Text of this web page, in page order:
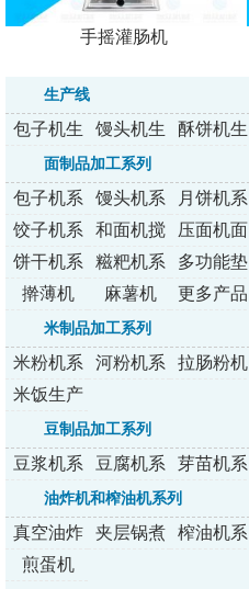
手摇灌肠机
生产线
包子机生
产线
馒头机生
产线
酥饼机生
面制品加工系列
包子机系
列
馒头机系
列
月饼机系
列
饺子机系
列
和面机搅
拌机
压面机面
条机
饼干机系
列
糍粑机系
列
多功能垫
纸机
擀薄机 麻薯机 更多产品
米制品加工系列
米粉机系
列
河粉机系
拉肠粉机
米饭生产
线
豆制品加工系列
豆浆机系
列
豆腐机系
列
芽苗机系
油炸机和榨油机系列
真空油炸
机
夹层锅煮
榨油机系
煎蛋机